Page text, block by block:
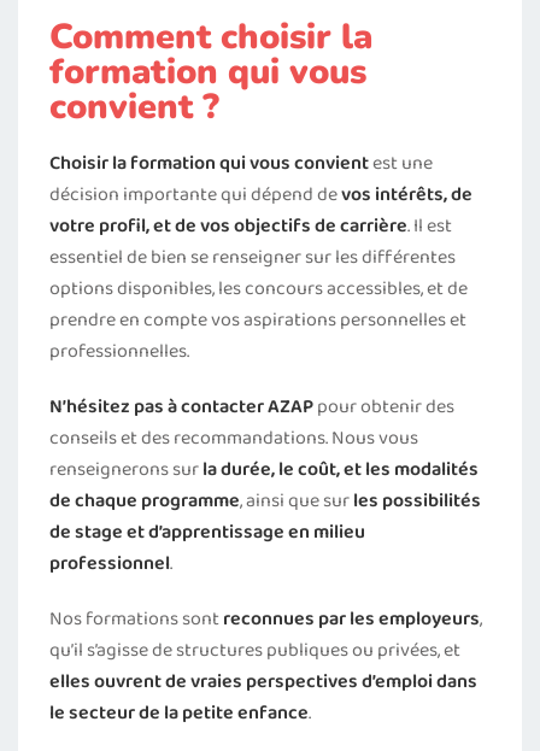
Comment choisir la
formation qui vous
convient ?
Choisir la formation qui vous convientest une
décision importante qui dépend devos intérêts, de
votre profil, et de vos objectifs de carrière. Il est
essentiel de bien se renseigner sur les différentes
options disponibles, les concours accessibles, et de
prendre en compte vos aspirations personnelles et
professionnelles.
N’hésitez pas à contacter AZAPpour obtenir des
conseils et des recommandations. Nous vous
renseignerons surla durée, le coût, et les modalités
de chaque programme, ainsi que surles possibilités
de stage et d’apprentissage en milieu
professionnel.
Nos formations sontreconnues par les employeurs,
qu’il s’agisse de structures publiques ou privées, et
elles ouvrent de vraies perspectives d’emploi dans
le secteur de la petite enfance.